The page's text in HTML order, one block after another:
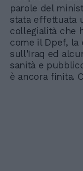
parole del
stata effettuata
collegialità che
come il Dpef, la
sull'Iraq ed
sanità e
è ancora finita.